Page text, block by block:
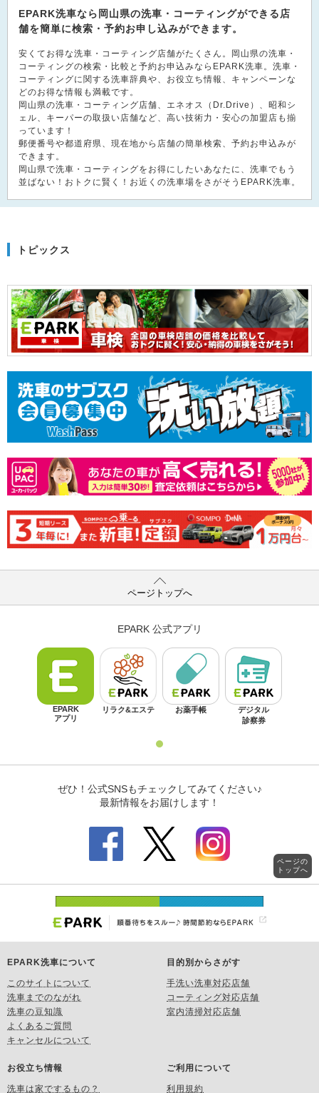
EPARK洗車なら岡山県の洗車・コーティングができる店
舗を簡単に検索・予約お申し込みができます。
安くてお得な洗車・コーティング店舗がたくさん。岡山県の洗車・
コーティングの検索・比較と予約お申込みならEPARK洗車。洗車・
コーティングに関する洗車辞典や、お役立ち情報、キャンペーンな
どのお得な情報も満載です。
岡山県の洗車・コーティング店舗、エネオス（Dr.Drive）、昭和シ
ェル、キーパーの取扱い店舗など、高い技術力・安心の加盟店も揃
っています！
郵便番号や都道府県、現在地から店舗の簡単検索、予約お申込みが
できます。
岡山県で洗車・コーティングをお得にしたいあなたに、洗車でもう
並ばない！おトクに賢く！お近くの洗車場をさがそうEPARK洗車。
トピックス
ページトップへ
EPARK洗車について
このサイトについて
洗車までのながれ
洗車の豆知識
よくあるご質問
キャンセルについて
目的別からさがす
手洗い洗車対応店舗
コーティング対応店舗
室内清掃対応店舗
お役立ち情報
洗車は家でするもの？
ご利用について
利用規約
ページの
トップへ